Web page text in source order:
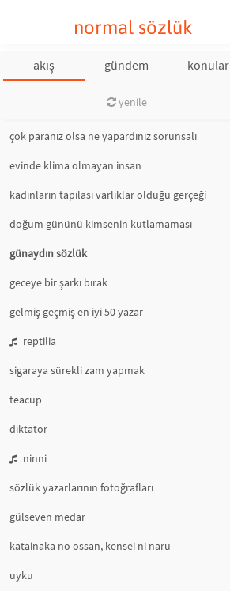
normal sözlük
akış gündem konular
yenile
çok paranız olsa ne yapardınız sorunsalı
evinde klima olmayan insan
kadınların tapılası varlıklar olduğu gerçeği
doğum gününü kimsenin kutlamaması
günaydın sözlük
geceye bir şarkı bırak
gelmiş geçmiş en iyi 50 yazar
reptilia
sigaraya sürekli zam yapmak
teacup
diktatör
ninni
sözlük yazarlarının fotoğrafları
gülseven medar
katainaka no ossan, kensei ni naru
uyku